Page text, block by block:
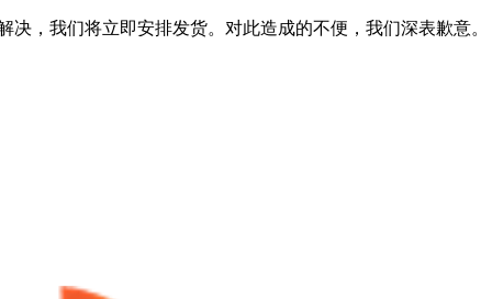
，我们将立即安排发货。对此造成的不便，我们深表歉意。